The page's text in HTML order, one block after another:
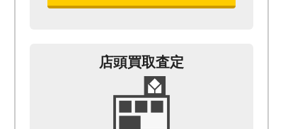
店頭買取査定